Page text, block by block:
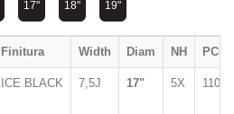
17" 18" 19"
Finitura Width Diam NH PCD
ICE BLACK 7,5J 17" 5X 110